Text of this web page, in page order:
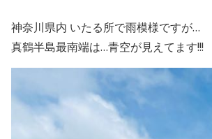
神奈川県内 いたる所で雨模様ですが…
真鶴半島最南端は…青空が見えてます!!!